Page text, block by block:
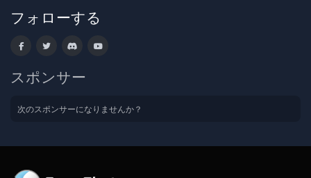
フォローする
スポンサー
次のスポンサーになりませんか？